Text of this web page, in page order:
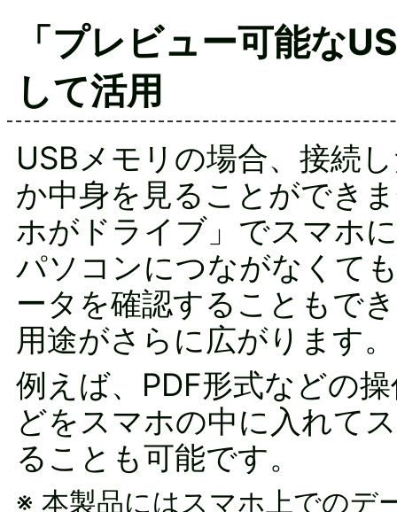
「プレビュー可能な
して活用
USBメモリの場合、接続
か中身を見ることができ
ホがドライブ」でスマホ
パソコンにつながなくて
ータを確認することもで
用途がさらに広がります。
例えば、PDF形式などの
どをスマホの中に入れて
ることも可能です。
※ 本製品にはスマホ上でのデ